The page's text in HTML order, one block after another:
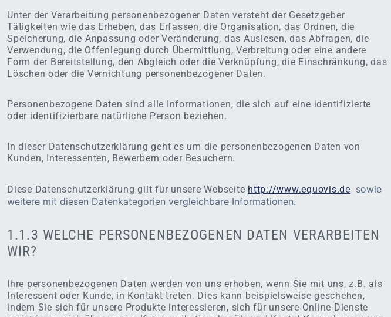
Unter der Verarbeitung personenbezogener Daten versteht der Gesetzgeber
Tätigkeiten wie das Erheben, das Erfassen, die Organisation, das Ordnen, die
Speicherung, die Anpassung oder Veränderung, das Auslesen, das Abfragen, die
Verwendung, die Offenlegung durch Übermittlung, Verbreitung oder eine andere
Form der Bereitstellung, den Abgleich oder die Verknüpfung, die Einschränkung, das
Löschen oder die Vernichtung personenbezogener Daten.
Personenbezogene Daten sind alle Informationen, die sich auf eine identifizierte
oder identifizierbare natürliche Person beziehen.
In dieser Datenschutzerklärung geht es um die personenbezogenen Daten von
Kunden, Interessenten, Bewerbern oder Besuchern.
Diese Datenschutzerklärung gilt für unsere Webseite http://www.equovis.de sowie
weitere mit diesen Datenkategorien vergleichbare Informationen.
1.1.3 WELCHE PERSONENBEZOGENEN DATEN VERARBEITEN
WIR?
Ihre personenbezogenen Daten werden von uns erhoben, wenn Sie mit uns, z.B. als
Interessent oder Kunde, in Kontakt treten. Dies kann beispielsweise geschehen,
indem Sie sich für unsere Produkte interessieren, sich für unsere Online-Dienste